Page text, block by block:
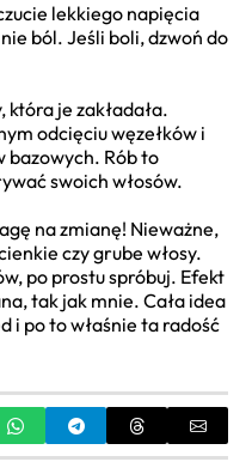
lekkiego napięcia
ból. Jeśli boli, dzwoń do
je zakładała.
odcięciu węzełków i
bazowych. Rób to
swoich włosów.
na zmianę! Nieważne,
czy grube włosy.
po prostu spróbuj. Efekt
tak jak mnie. Cała idea
i po to właśnie ta radość